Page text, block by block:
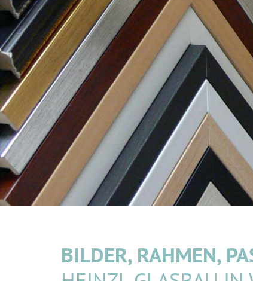
BILDER, RAHMEN,